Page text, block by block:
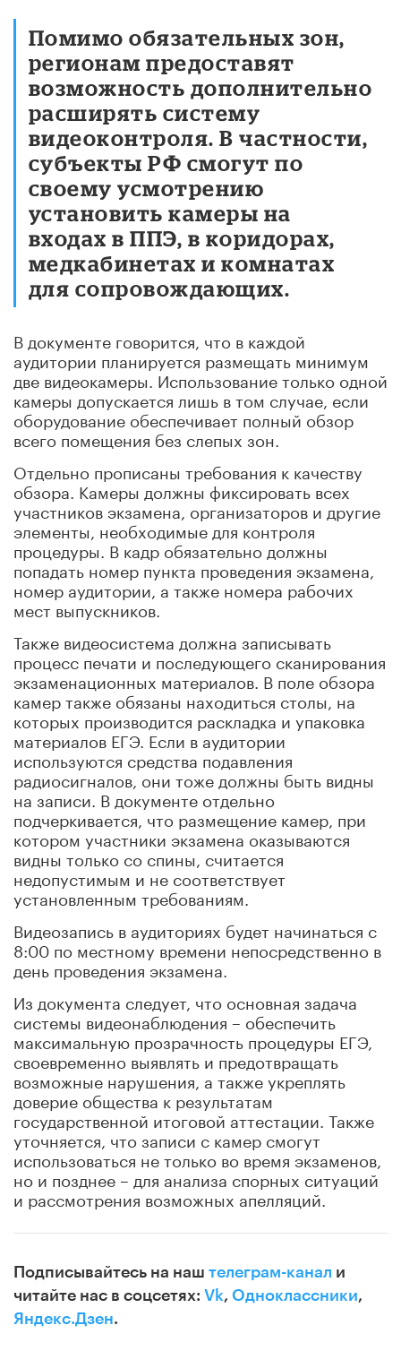
Помимо обязательных зон,
регионам предоставят
возможность дополнительно
расширять систему
видеоконтроля. В частности,
субъекты РФ смогут по
своему усмотрению
установить камеры на
входах в ППЭ, в коридорах,
медкабинетах и комнатах
для сопровождающих.
В документе говорится, что в каждой
аудитории планируется размещать минимум
две видеокамеры. Использование только одной
камеры допускается лишь в том случае, если
оборудование обеспечивает полный обзор
всего помещения без слепых зон.
Отдельно прописаны требования к качеству
обзора. Камеры должны фиксировать всех
участников экзамена, организаторов и другие
элементы, необходимые для контроля
процедуры. В кадр обязательно должны
попадать номер пункта проведения экзамена,
номер аудитории, а также номера рабочих
мест выпускников.
Также видеосистема должна записывать
процесс печати и последующего сканирования
экзаменационных материалов. В поле обзора
камер также обязаны находиться столы, на
которых производится раскладка и упаковка
материалов ЕГЭ. Если в аудитории
используются средства подавления
радиосигналов, они тоже должны быть видны
на записи. В документе отдельно
подчеркивается, что размещение камер, при
котором участники экзамена оказываются
видны только со спины, считается
недопустимым и не соответствует
установленным требованиям.
Видеозапись в аудиториях будет начинаться с
8:00 по местному времени непосредственно в
день проведения экзамена.
Из документа следует, что основная задача
системы видеонаблюдения – обеспечить
максимальную прозрачность процедуры ЕГЭ,
своевременно выявлять и предотвращать
возможные нарушения, а также укреплять
доверие общества к результатам
государственной итоговой аттестации. Также
уточняется, что записи с камер смогут
использоваться не только во время экзаменов,
но и позднее – для анализа спорных ситуаций
и рассмотрения возможных апелляций.
Подписывайтесь на наш телеграм-канал и
читайте нас в соцсетях: Vk, Одноклассники,
Яндекс.Дзен.